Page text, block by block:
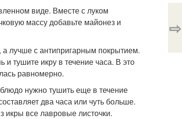
виде. Вместе с луком
массу добавьте майонез и
лучше с антипригарным покрытием.
и тушите икру в течение часа. В это
равномерно.
нужно тушить еще в течение
два часа или чуть больше.
икры все лавровые листочки.
⇨